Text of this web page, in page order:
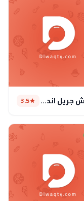
أي وش جريل اند كافية 3.5